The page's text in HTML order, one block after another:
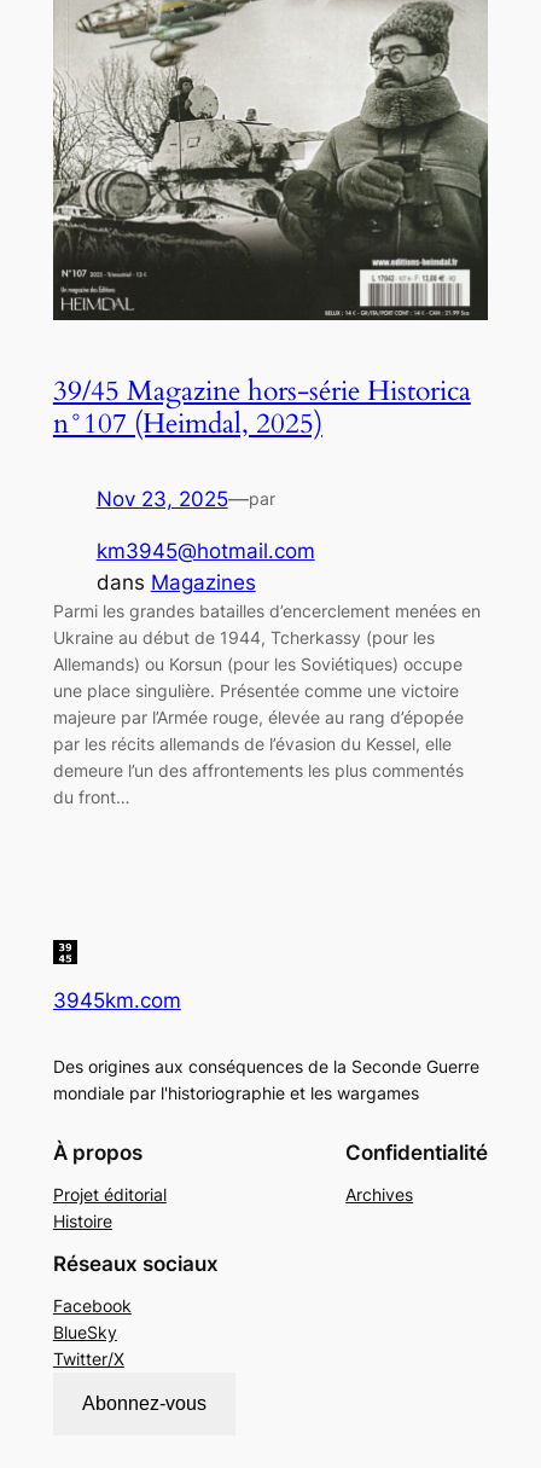
39/45 Magazine hors-série Historica
n°107 (Heimdal, 2025)
Nov 23, 2025—par
km3945@hotmail.com
dans Magazines
Parmi les grandes batailles d’encerclement menées en
Ukraine au début de 1944, Tcherkassy (pour les
Allemands) ou Korsun (pour les Soviétiques) occupe
une place singulière. Présentée comme une victoire
majeure par l’Armée rouge, élevée au rang d’épopée
par les récits allemands de l’évasion du Kessel, elle
demeure l’un des affrontements les plus commentés
du front…
3945km.com
Des origines aux conséquences de la Seconde Guerre
mondiale par l'historiographie et les wargames
À propos
Projet éditorial
Histoire
Confidentialité
Archives
Réseaux sociaux
Facebook
BlueSky
Twitter/X
Abonnez-vous